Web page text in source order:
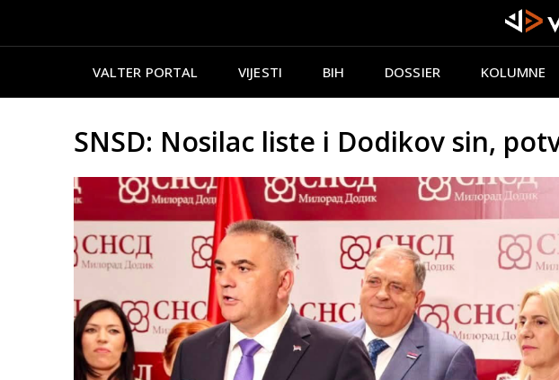
VALTER PORTAL VIJESTI BIH DOSSIER KOLUMNE
SNSD: Nosilac liste i Dodikov sin,